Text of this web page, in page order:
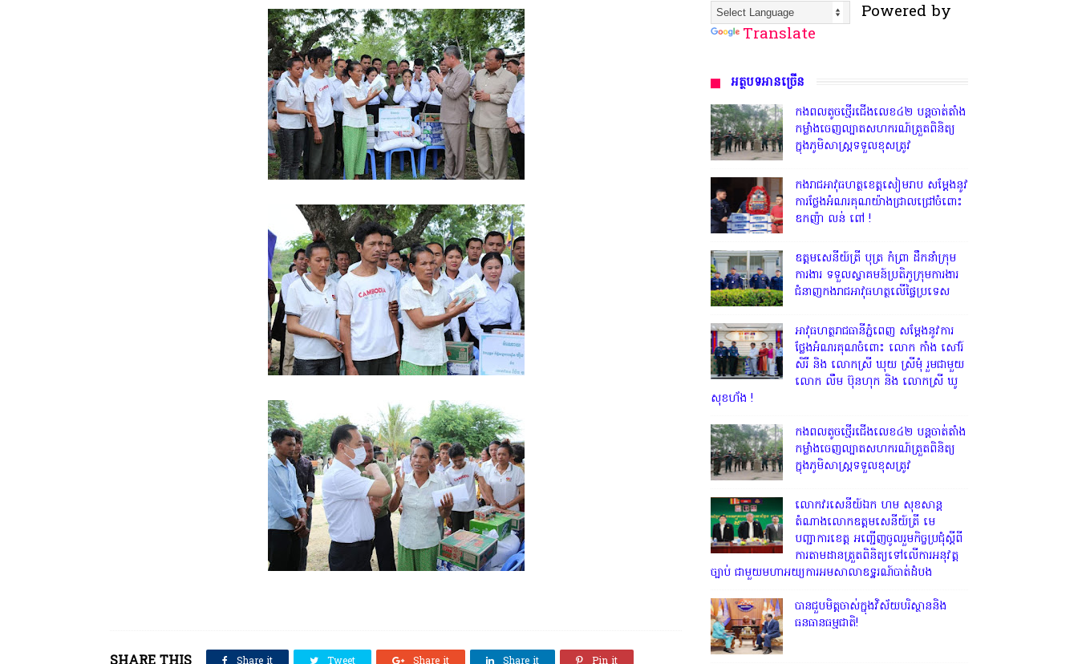
Powered by
Translate
អត្ថបទអានច្រើន
កងពលតូចថ្មើរជើងលេខ៤២ បន្តចាត់តាំង
កម្លាំងចេញល្បាតសហករណ៍ត្រួតពិនិត្យ
ក្នុងភូមិសាស្រ្តទទួលខុសត្រូវ
កងរាជអាវុធហត្ថខេត្តសៀមរាប សម្តែងនូវ
ការថ្លែងអំណរគុណយ៉ាងជ្រាលជ្រៅចំពោះ
ឧកញ៉ា លន់ ពៅ !
ឧត្តមសេនីយ៍ត្រី បុត្រ កំព្រា ដឹកនាំក្រុម
ការងារ ទទួលស្វាគមន៍ប្រតិភូក្រុមការងារ
ជំនាញកងរាជអាវុធហត្ថលើផ្ទៃប្រទេស
អាវុធហត្ថរាជធានីភ្នំពេញ សម្តែងនូវការ
ថ្លែងអំណរគុណចំពោះ លោក កាំង សៅរ៍
សិរី និង លោកស្រី ឃុយ ស្រីមុំ រួមជាមួយ
លោក លឹម ប៊ុនហុក និង លោកស្រី ឃូ
សុខហ័ង !
កងពលតូចថ្មើរជើងលេខ៤២ បន្តចាត់តាំង
កម្លាំងចេញល្បាតសហករណ៍ត្រួតពិនិត្យ
ក្នុងភូមិសាស្រ្តទទួលខុសត្រូវ
លោក​វរសេនីយ៍ឯក​ ហម​ សុខសាន្ត
តំណាង​លោកឧត្តមសេនីយ៍ត្រី មេ
បញ្ជាការ​ខេត្ត អញ្ជេីញចូលរួមកិច្ចប្រជុំស្ដីពី
ការតាមដានត្រួតពិនិត្យទៅលេីការអនុវត្ត
ច្បាប់​ ជាមួយមហាអយ្យការអមសាលាឧទ្ឋរណ៍បាត់ដំបង
បានជួបមិត្តចាស់ក្នុងវិស័យបរិស្ថាននិង
ធនធានធម្មជាតិ!